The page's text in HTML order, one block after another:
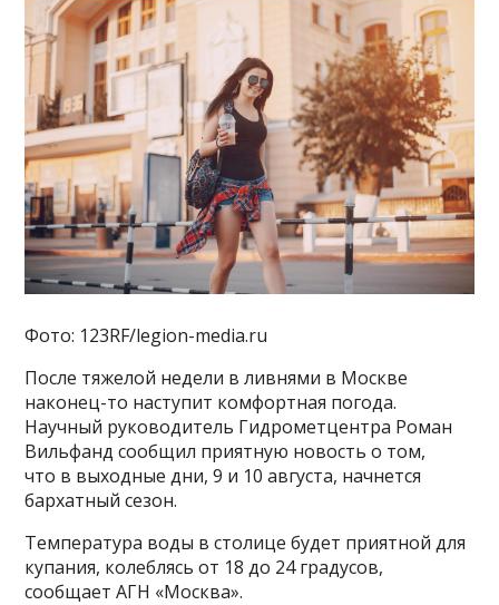
Фото: 123RF/legion-media.ru
После тяжелой недели в ливнями в Москве
наконец-то наступит комфортная погода.
Научный руководитель Гидрометцентра Роман
Вильфанд сообщил приятную новость о том,
что в выходные дни, 9 и 10 августа, начнется
бархатный сезон.
Температура воды в столице будет приятной для
купания, колеблясь от 18 до 24 градусов,
сообщает АГН «Москва».